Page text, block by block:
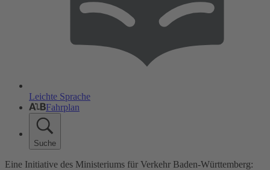
Leichte Sprache
Fahrplan
Suche
Eine Initiative des Ministeriums für Verkehr Baden-Württemberg: